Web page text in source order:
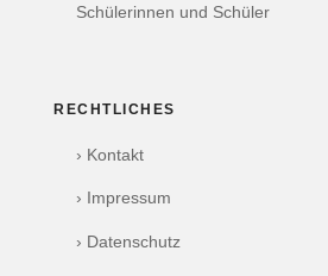
Schülerinnen und Schüler
RECHTLICHES
› Kontakt
› Impressum
› Datenschutz